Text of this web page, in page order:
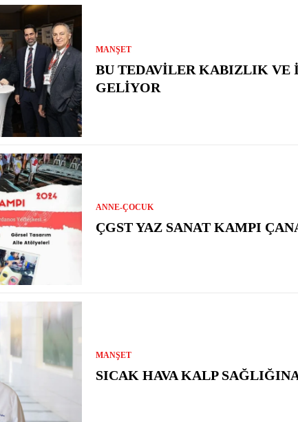
MANŞET
BU TEDAVILER KABIZLIK VE
GELIYOR
ANNE-ÇOCUK
ÇGST YAZ SANAT KAMPI
MANŞET
SICAK HAVA KALP